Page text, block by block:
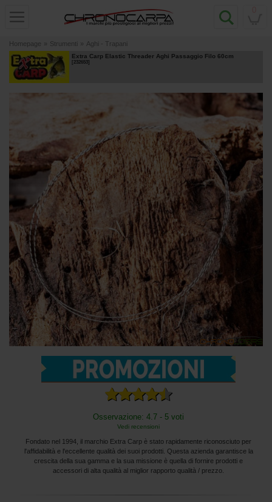
Homepage » Strumenti » Aghi - Trapani
Extra Carp Elastic Threader Aghi Passaggio Filo 60cm
[232653]
Osservazione: 4.7 - 5 voti
Vedi recensioni
Fondato nel 1994, il marchio Extra Carp è stato rapidamente riconosciuto per
l'affidabilità e l'eccellente qualità dei suoi prodotti. Questa azienda garantisce la
crescita della sua gamma e la sua missione è quella di fornire prodotti e
accessori di alta qualità al miglior rapporto qualità / prezzo.